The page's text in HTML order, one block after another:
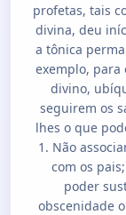
profetas, tais
divina, deu
a tônica
exemplo, para
divino,
seguirem os
lhes o que
1. Não
com os
poder
obscenidade